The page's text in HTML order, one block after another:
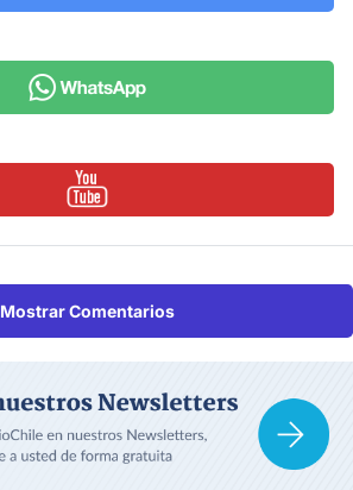
Mostrar Comentarios